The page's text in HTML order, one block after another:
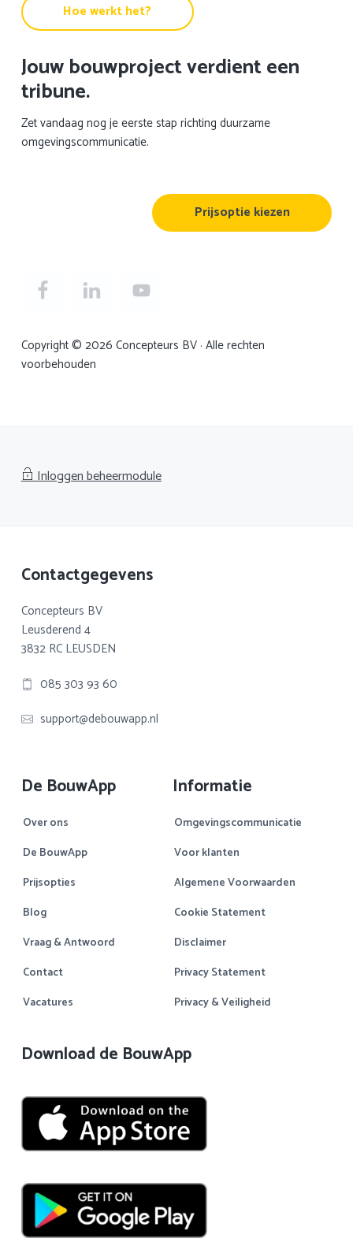
Hoe werkt het?
Jouw bouwproject verdient een
tribune.
Zet vandaag nog je eerste stap richting duurzame
omgevingscommunicatie.
Prijsoptie kiezen
Copyright © 2026 Concepteurs BV · Alle rechten
voorbehouden
Inloggen beheermodule
Footer
Contactgegevens
Concepteurs BV
Leusderend 4
3832 RC LEUSDEN
085 303 93 60
support@debouwapp.nl
De BouwApp
Over ons
De BouwApp
Prijsopties
Blog
Vraag & Antwoord
Contact
Vacatures
Informatie
Omgevingscommunicatie
Voor klanten
Algemene Voorwaarden
Cookie Statement
Disclaimer
Privacy Statement
Privacy & Veiligheid
Download de BouwApp